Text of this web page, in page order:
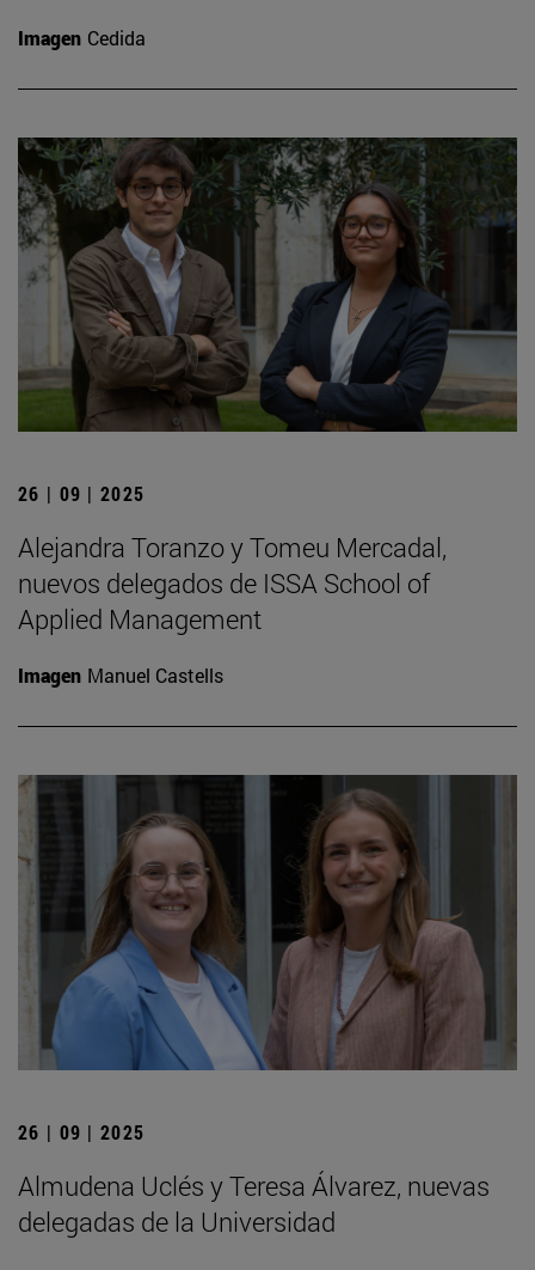
Imagen Cedida
26 | 09 | 2025
Alejandra Toranzo y Tomeu Mercadal,
nuevos delegados de ISSA School of
Applied Management
Imagen Manuel Castells
26 | 09 | 2025
Almudena Uclés y Teresa Álvarez, nuevas
delegadas de la Universidad